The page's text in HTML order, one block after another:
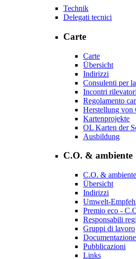
Technik
Delegati tecnici
Carte
Carte
Übersicht
Indirizzi
Consulenti per
Incontri rilevatori
Regolamento
Herstellung von
Kartenprojekte
OL Karten der
Ausbildung
C.O. & ambiente
C.O. & ambiente
Übersicht
Indirizzi
Umwelt-
Premio eco -
Responsabili
Gruppi di lavoro
Documentazione
Pubblicazioni
Links